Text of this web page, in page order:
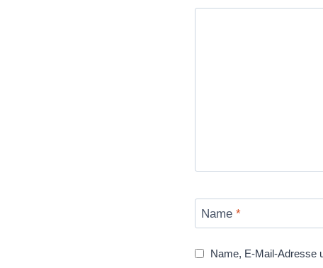
Name *
Name, E-Mail-Adresse